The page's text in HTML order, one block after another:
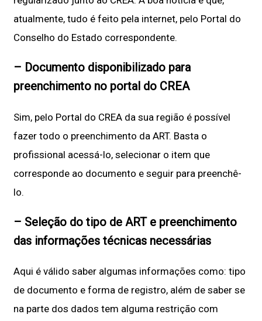
atualmente, tudo é feito pela internet, pelo Portal do
Conselho do Estado correspondente.
– Documento disponibilizado para
preenchimento no portal do CREA
Sim, pelo Portal do CREA da sua região é possível
fazer todo o preenchimento da ART. Basta o
profissional acessá-lo, selecionar o item que
corresponde ao documento e seguir para preenchê-
lo.
– Seleção do tipo de ART e preenchimento
das informações técnicas necessárias
Aqui é válido saber algumas informações como: tipo
de documento e forma de registro, além de saber se
na parte dos dados tem alguma restrição com